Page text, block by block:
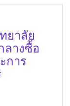
ยาลัย
ลางซื้อ
การ